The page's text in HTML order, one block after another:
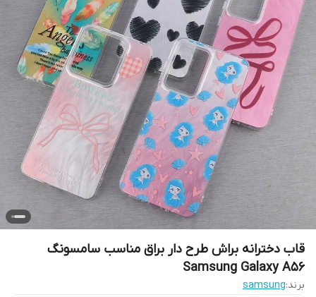
قاب دخترانه براش طرح دار براق مناسب سامسونگ
Samsung Galaxy A56
برند:samsung